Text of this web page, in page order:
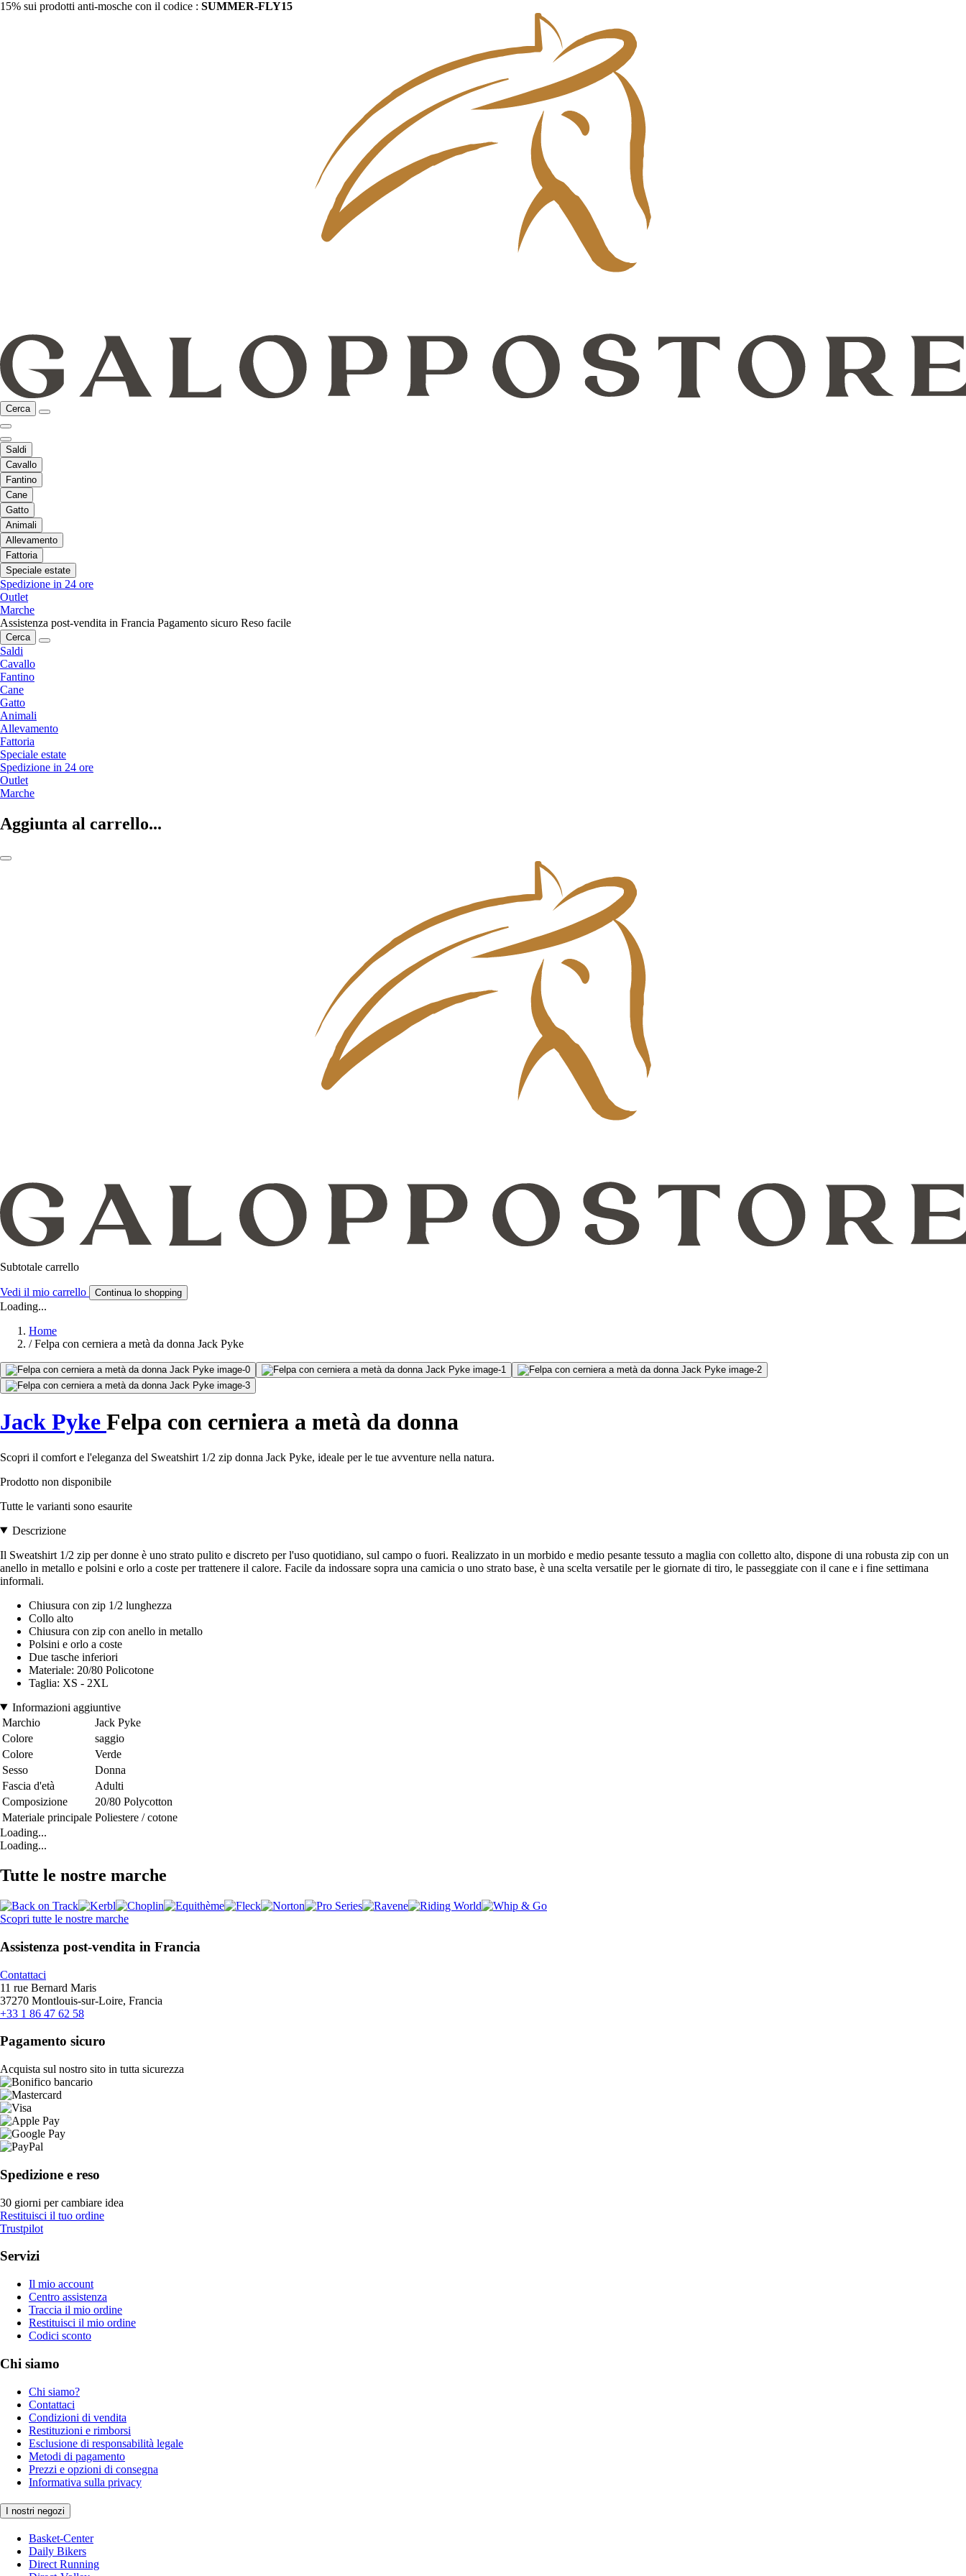
15% sui prodotti anti-mosche con il codice : SUMMER-FLY15
Cerca
Saldi
Cavallo
Fantino
Cane
Gatto
Animali
Allevamento
Fattoria
Speciale estate
Spedizione in 24 ore
Outlet
Marche
Assistenza post-vendita in Francia Pagamento sicuro Reso facile
Cerca
Saldi
Cavallo
Fantino
Cane
Gatto
Animali
Allevamento
Fattoria
Speciale estate
Spedizione in 24 ore
Outlet
Marche
Aggiunta al carrello...
Subtotale carrello
Vedi il mio carrello Continua lo shopping
Loading...
Home
/ Felpa con cerniera a metà da donna Jack Pyke
Jack Pyke Felpa con cerniera a metà da donna
Scopri il comfort e l'eleganza del Sweatshirt 1/2 zip donna Jack Pyke, ideale per le tue avventure nella natura.
Prodotto non disponibile
Tutte le varianti sono esaurite
Descrizione
Il Sweatshirt 1/2 zip per donne è uno strato pulito e discreto per l'uso quotidiano, sul campo o fuori. Realizzato in un morbido e medio pesante tessuto a maglia con colletto alto, dispone di una robusta zip con un
anello in metallo e polsini e orlo a coste per trattenere il calore. Facile da indossare sopra una camicia o uno strato base, è una scelta versatile per le giornate di tiro, le passeggiate con il cane e i fine settimana
informali.
Chiusura con zip 1/2 lunghezza
Collo alto
Chiusura con zip con anello in metallo
Polsini e orlo a coste
Due tasche inferiori
Materiale: 20/80 Policotone
Taglia: XS - 2XL
Informazioni aggiuntive
Marchio
Jack Pyke
Colore
saggio
Colore
Verde
Sesso
Donna
Fascia d'età
Adulti
Composizione
20/80 Polycotton
Materiale principale Poliestere / cotone
Loading...
Loading...
Tutte le nostre marche
Scopri tutte le nostre marche
Assistenza post-vendita in Francia
Contattaci
11 rue Bernard Maris
37270 Montlouis-sur-Loire, Francia
+33 1 86 47 62 58
Pagamento sicuro
Acquista sul nostro sito in tutta sicurezza
Spedizione e reso
30 giorni per cambiare idea
Restituisci il tuo ordine
Trustpilot
Servizi
Il mio account
Centro assistenza
Traccia il mio ordine
Restituisci il mio ordine
Codici sconto
Chi siamo
Chi siamo?
Contattaci
Condizioni di vendita
Restituzioni e rimborsi
Esclusione di responsabilità legale
Metodi di pagamento
Prezzi e opzioni di consegna
Informativa sulla privacy
I nostri negozi
Basket-Center
Daily Bikers
Direct Running